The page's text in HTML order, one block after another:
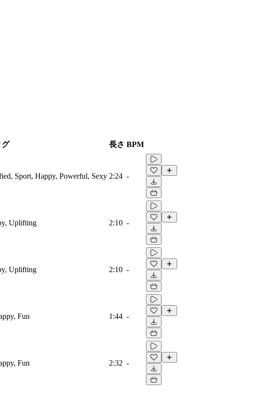
グ 長さ BPM
Sport, Happy, Powerful, Sexy 2:24 -
Uplifting 2:10 -
Uplifting 2:10 -
Fun 1:44 -
Fun 2:32 -